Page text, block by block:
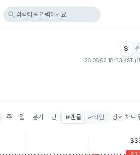
search 검색어를 입력하세요
$ 원
26.08.06 18:33 KST
주 월 분기 년 캔들 라인 상세 차트